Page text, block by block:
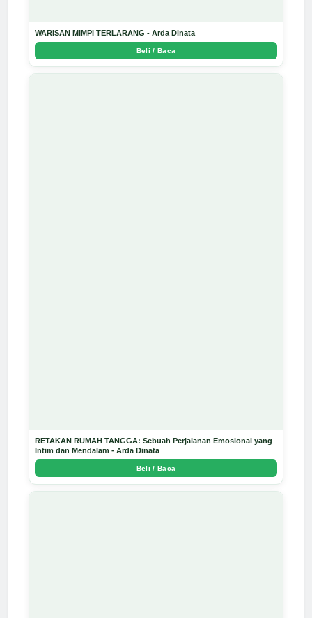
WARISAN MIMPI TERLARANG - Arda Dinata
Beli / Baca
RETAKAN RUMAH TANGGA: Sebuah Perjalanan Emosional yang
Intim dan Mendalam - Arda Dinata
Beli / Baca